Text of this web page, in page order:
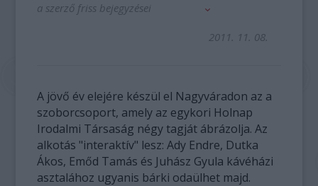
a szerző friss bejegyzései
2011. 11. 08.
A jövő év elejére készül el Nagyváradon az a
szoborcsoport, amely az egykori Holnap
Irodalmi Társaság négy tagját ábrázolja. Az
alkotás "interaktív" lesz: Ady Endre, Dutka
Ákos, Emőd Tamás és Juhász Gyula kávéházi
asztalához ugyanis bárki odaülhet majd.